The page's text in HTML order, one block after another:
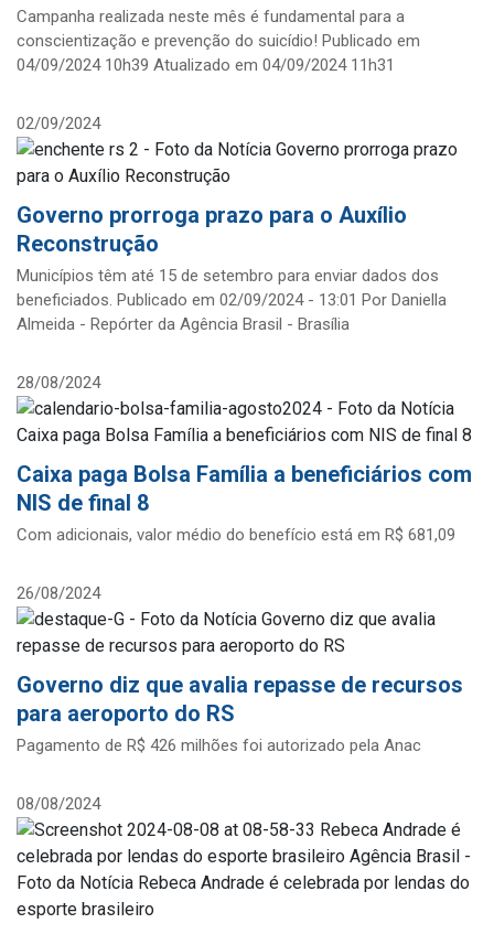
Campanha realizada neste mês é fundamental para a
conscientização e prevenção do suicídio! Publicado em
04/09/2024 10h39 Atualizado em 04/09/2024 11h31
02/09/2024
Governo prorroga prazo para o Auxílio
Reconstrução
Municípios têm até 15 de setembro para enviar dados dos
beneficiados. Publicado em 02/09/2024 - 13:01 Por Daniella
Almeida - Repórter da Agência Brasil - Brasília
28/08/2024
Caixa paga Bolsa Família a beneficiários com
NIS de final 8
Com adicionais, valor médio do benefício está em R$ 681,09
26/08/2024
Governo diz que avalia repasse de recursos
para aeroporto do RS
Pagamento de R$ 426 milhões foi autorizado pela Anac
08/08/2024